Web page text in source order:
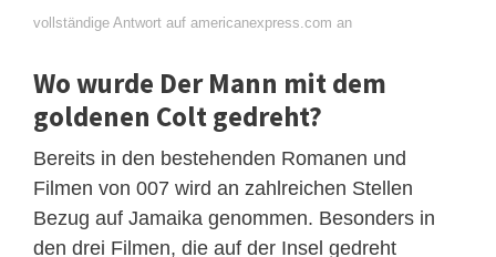
vollständige Antwort auf americanexpress.com an
Wo wurde Der Mann mit dem
goldenen Colt gedreht?
Bereits in den bestehenden Romanen und
Filmen von 007 wird an zahlreichen Stellen
Bezug auf Jamaika genommen. Besonders in
den drei Filmen, die auf der Insel gedreht